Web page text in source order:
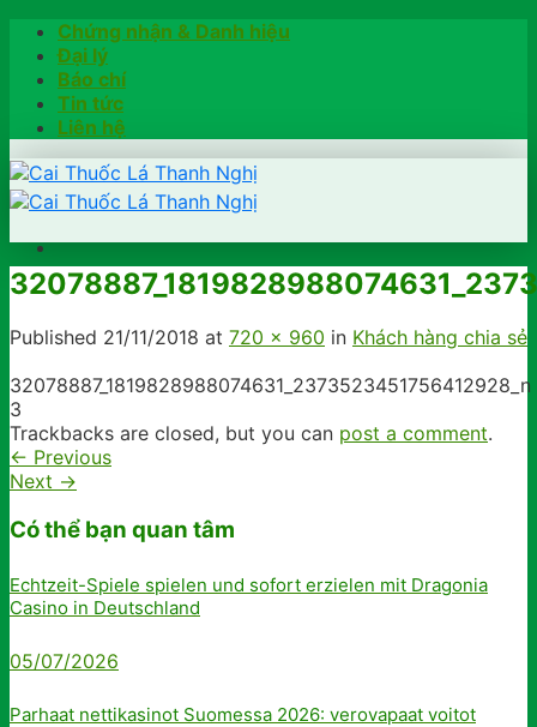
Skip
content
Chứng nhận & Danh hiệu
Đại lý
Báo chí
Tin tức
Liên hệ
Trang chủ
Khách hàng chia sẻ
Đặt hàng
Hotline: 0902791922
Published 21/11/2018 at 720 × 960 in Khách hàng chia sẻ
32078887_1819828988074631_2373523451756412928_n
3
Trackbacks are closed, but you can post a comment.
← Previous
Next →
Có thể bạn quan tâm
Echtzeit-Spiele spielen und sofort erzielen mit Dragonia
Casino in Deutschland
05/07/2026
Parhaat nettikasinot Suomessa 2026: verovapaat voitot